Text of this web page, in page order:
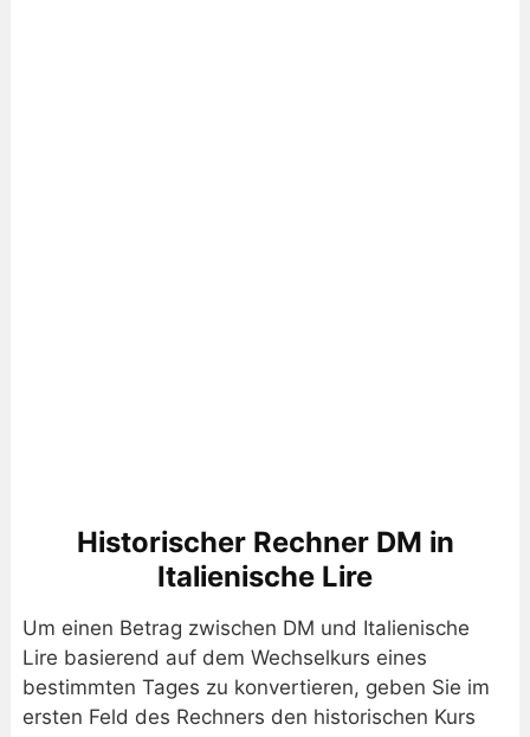
Historischer Rechner DM in
Italienische Lire
Um einen Betrag zwischen DM und Italienische
Lire basierend auf dem Wechselkurs eines
bestimmten Tages zu konvertieren, geben Sie im
ersten Feld des Rechners den historischen Kurs